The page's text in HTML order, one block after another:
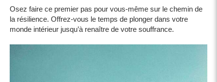
Osez faire ce premier pas pour vous-même sur le chemin de
la résilience. Offrez-vous le temps de plonger dans votre
monde intérieur jusqu’à renaître de votre souffrance.